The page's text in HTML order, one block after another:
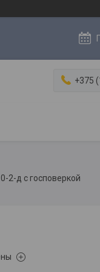
+375
2-д с госповеркой